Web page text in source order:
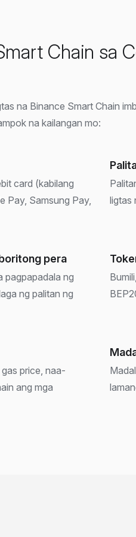
Chain sa
na Binance Smart Chain
na kailangan mo:
card (kabilang
Pay, Samsung Pay,
ligtas
pera
pagpapadala ng
ng palitan ng
price, naa-
ang mga